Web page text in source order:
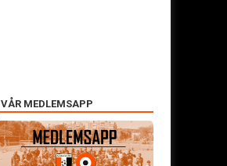
VÅR MEDLEMSAPP